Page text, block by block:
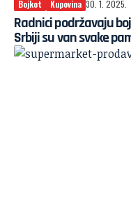
Bojkot Kupovina 30. 1. 2025.
Radnici podržavaju
Srbiji su van svake